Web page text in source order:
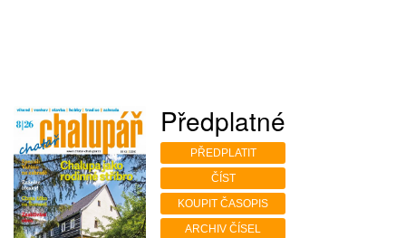
Předplatné
PŘEDPLATIT
ČÍST
KOUPIT ČASOPIS
ARCHIV ČÍSEL